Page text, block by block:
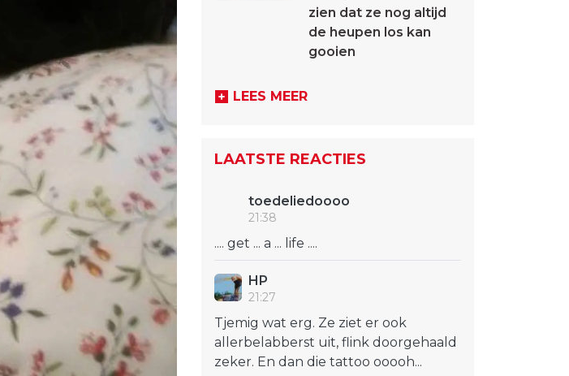
zien dat ze nog altijd
de heupen los kan
gooien
LEES MEER
LAATSTE REACTIES
toedeliedoooo
21:38
.... get ... a ... life ....
HP
21:27
Tjemig wat erg. Ze ziet er ook
allerbelabberst uit, flink doorgehaald
zeker. En dan die tattoo ooooh...